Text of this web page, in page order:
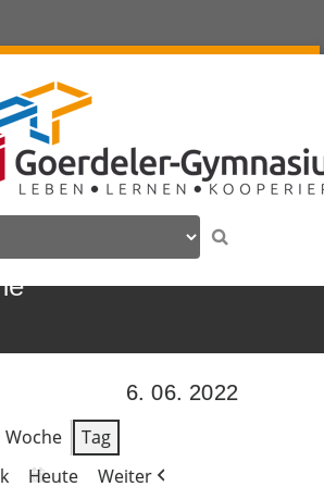
6. 06. 2022
Woche
Tag
Heute Weiter